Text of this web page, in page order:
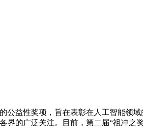
益性奖项，旨在表彰在人工智能领域
界的广泛关注。目前，第二届“祖冲之